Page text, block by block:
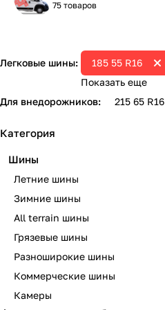
75 товаров
Легковые шины:
185 55 R16
Показать еще
Для внедорожников:
215 65 R16
Категория
Шины
Летние шины
Зимние шины
All terrain шины
Грязевые шины
Разноширокие шины
Коммерческие шины
Камеры